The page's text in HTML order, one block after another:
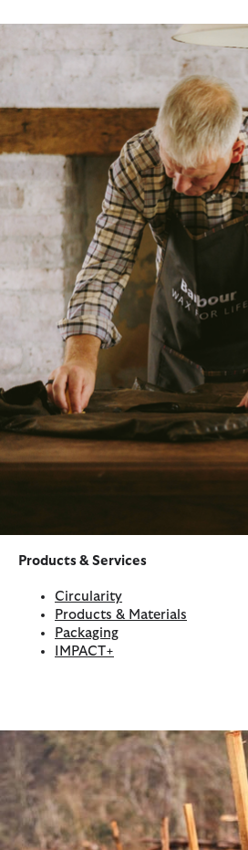
Products & Services
Circularity
Products & Materials
Packaging
IMPACT+